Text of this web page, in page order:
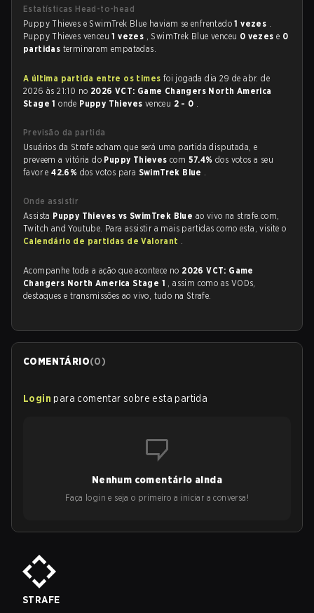
Estatísticas Head-to-head
Puppy Thieves e SwimTrek Blue haviam se enfrentado1 vezes .
Puppy Thieves venceu1 vezes , SwimTrek Blue venceu 0 vezese 0
partidas terminaram empatadas.
A última partida entre os times foi jogada dia 29 de abr. de
2026 às 21:10 no 2026 VCT: Game Changers North America
Stage 1onde Puppy Thieves venceu 2 - 0 .
Previsão da partida
Usuários da Strafe acham que será uma partida disputada, e
preveem a vitória do Puppy Thievescom 57.4%dos votos a seu
favor e42.6% dos votos para SwimTrek Blue .
Onde assistir
Assista Puppy Thieves vs SwimTrek Blue ao vivo na strafe.com,
Twitch and Youtube. Para assistir a mais partidas como esta, visite o
Calendário de partidas de Valorant .
Acompanhe toda a ação que acontece no 2026 VCT: Game
Changers North America Stage 1 , assim como as VODs,
destaques e transmissões ao vivo, tudo na Strafe.
COMENTÁRIO(0)
Login para comentar sobre esta partida
Nenhum comentário ainda
Faça login e seja o primeiro a iniciar a conversa!
STRAFE